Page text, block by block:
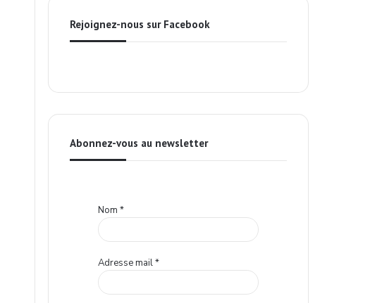
Rejoignez-nous sur Facebook
Abonnez-vous au newsletter
Nom*
Adresse mail*